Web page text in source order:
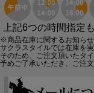
上記6つの時間指定
※商品在庫に関するお知ら
サクラスタイルでは在庫を
そのため、ご注文頂いたタ
予めご了承いただき、ご注